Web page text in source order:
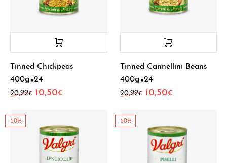
Tinned Chickpeas
400g×24
20,99€ Original price was: 20,99€.
10,50€ Current price is: 10,50€.
Tinned Cannellini Beans
400g×24
20,99€ Original price was:
10,50€
-50% -50%